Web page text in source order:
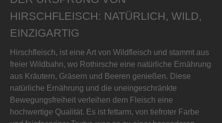
HIRSCHFLEISCH: NATÜRLICH, WILD,
EINZIGARTIG
Hirschfleisch, ist eine Art von Wildfleisch und stammt aus
freier Wildbahn, wo Rothirsche eine natürliche Ernährung
aus Kräutern, Gräsern und Beeren genießen. Diese
natürliche Ernährung und die uneingeschränkte
Bewegungsfreiheit verleihen dem Fleisch eine
hochwertige Qualität. Es ist fettarm, von tiefroter Farbe